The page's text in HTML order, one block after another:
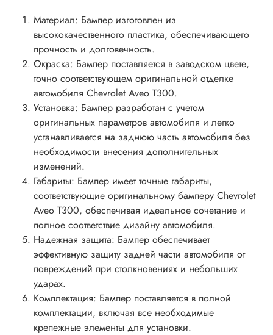
Материал: Бампер изготовлен из
высококачественного пластика, обеспечивающего
прочность и долговечность.
Окраска: Бампер поставляется в заводском цвете,
точно соответствующем оригинальной отделке
автомобиля Chevrolet Aveo T300.
Установка: Бампер разработан с учетом
оригинальных параметров автомобиля и легко
устанавливается на заднюю часть автомобиля без
необходимости внесения дополнительных
изменений.
Габариты: Бампер имеет точные габариты,
соответствующие оригинальному бамперу Chevrolet
Aveo T300, обеспечивая идеальное сочетание и
полное соответствие дизайну автомобиля.
Надежная защита: Бампер обеспечивает
эффективную защиту задней части автомобиля от
повреждений при столкновениях и небольших
ударах.
Комплектация: Бампер поставляется в полной
комплектации, включая все необходимые
крепежные элементы для установки.